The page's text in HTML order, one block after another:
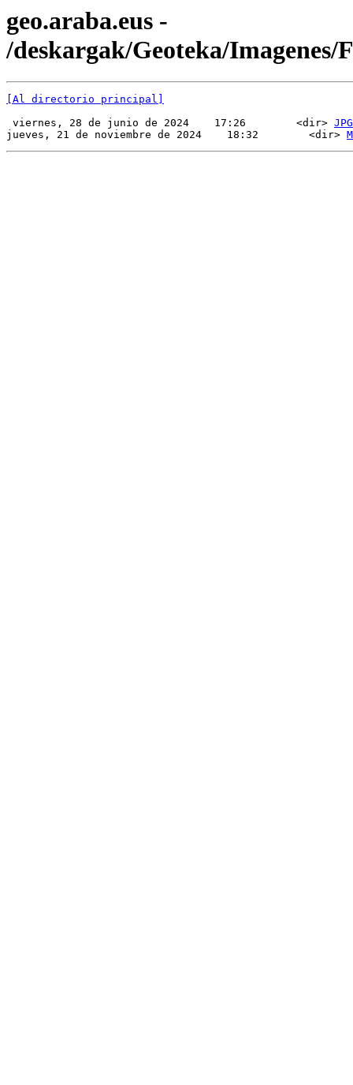
geo.araba.eus -
/deskargak/Geoteka/Imagenes/
[Al directorio principal]
viernes, 28 de junio de 2024    17:26        <dir> JPG
jueves, 21 de noviembre de 2024    18:32        <dir>